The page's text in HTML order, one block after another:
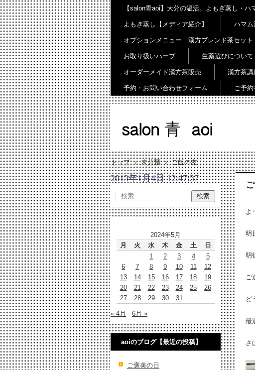
【salon青aoi】大分の温活。よもぎ蒸し・
よもぎ蒸し【メディア紹介】 ハマム
オプションメニュー 漢方ブレンド茶セット
お取り扱いハーブ 生薬選びについて
オーダーメイド漢方茶販売 漢方茶講
予約・お問い合わせフォーム ご予
トップ › 未分類 › ご飯の友
よ
明
明
ご
ど
最
さ
2013年1月4日 12:47:37
2024年5月
月
火 水 木 金 土
日
1
2 3 4
5
6
7 8 9 10 11
12
13
14 15 16 17 18
19
20
21 22 23 24 25
26
27
28 29 30 31
« 4月 6月 »
aoiのブログ【最近の投稿】
ご褒美の日